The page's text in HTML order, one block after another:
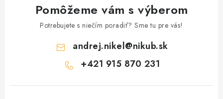
Pomôžeme vám s výberom
Potrebujete s niečím poradiť? Sme tu pre vás!
andrej.nikel@nikub.sk
+421 915 870 231